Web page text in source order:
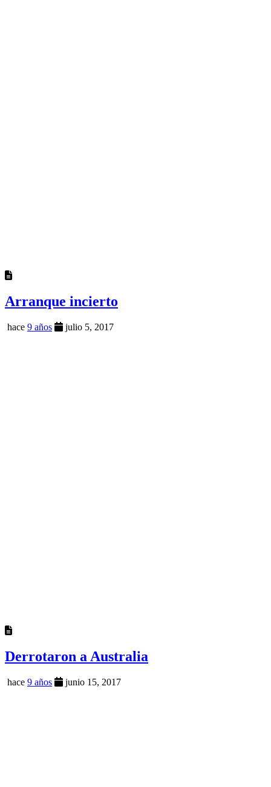
Arranque incierto
hace 9 años julio 5, 2017
Derrotaron a Australia
hace 9 años junio 15, 2017